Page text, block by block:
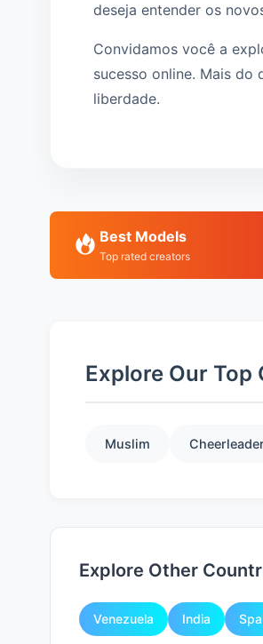
deseja entender os
Convidamos você a
sucesso online. Mais do
liberdade.
Best Models
Top rated creators
Explore Our Top
Muslim
Explore Other
Venezuela India